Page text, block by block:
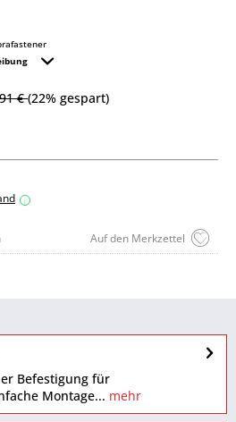
€(22% gespart)
i
Auf den Merkzettel
Befestigung für
Montage... mehr